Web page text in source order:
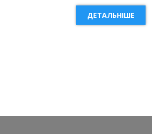
ДЕТАЛЬНІШЕ